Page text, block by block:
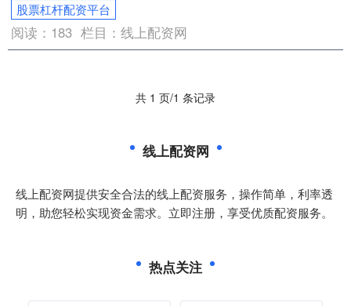
股票杠杆配资平台
阅读： 183 栏目：线上配资网
共 1 页/1 条记录
线上配资网
线上配资网提供安全合法的线上配资服务，操作简单，利率透
明，助您轻松实现资金需求。立即注册，享受优质配资服务。
热点关注